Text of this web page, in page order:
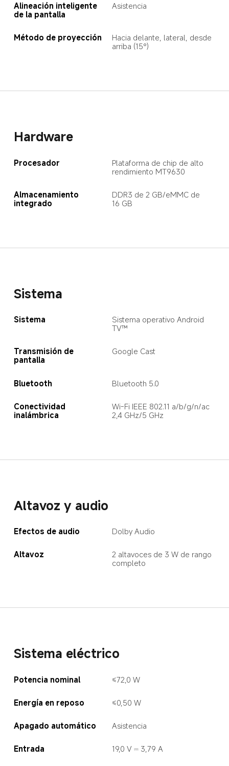
Alineación inteligente
de la pantalla
Asistencia
Método de proyección
Hacia delante, lateral, desde
arriba (15°)
Hardware
Procesador
Plataforma de chip de alto
rendimiento MT9630
Almacenamiento
integrado
DDR3 de 2 GB/eMMC de
16 GB
Sistema
Sistema
Sistema operativo Android
TV™
Transmisión de
pantalla
Google Cast
Bluetooth Bluetooth 5.0
Conectividad
inalámbrica
Wi-Fi IEEE 802.11 a/b/g/n/ac
2,4 GHz/5 GHz
Altavoz y audio
Efectos de audio Dolby Audio
Altavoz
2 altavoces de 3 W de rango
completo
Sistema eléctrico
Potencia nominal ≤72,0 W
Energía en reposo ≤0,50 W
Apagado automático Asistencia
Entrada 19,0 V ⎓ 3,79 A